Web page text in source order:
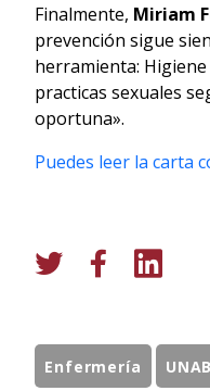
Finalmente, Miriam
prevención sigue
herramienta:
practicas sexuales
oportuna».
Puedes leer la carta
Enfermería